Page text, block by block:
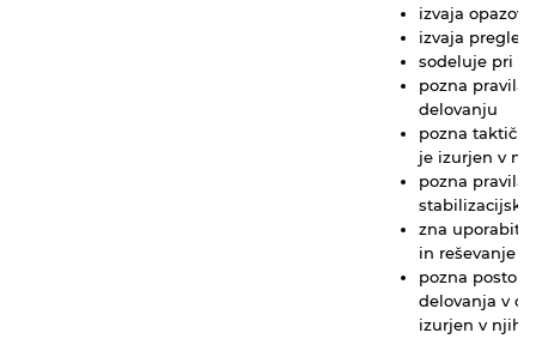
izvaja
izvaja
sodeluje pri
pozna pravila
delovanju
pozna
je izurjen v
pozna pravila
zna uporabiti
in reševanje
pozna
delovanja v
izurjen v njih